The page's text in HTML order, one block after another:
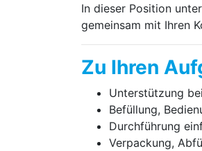
In dieser Position
gemeinsam mit Ihren
Zu Ihren
Unterstützung
Befüllung,
Durchführung
Verpackung,